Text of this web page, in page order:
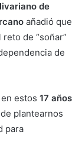
de
añadió que
de “soñar”
de
estos 17 años
plantearnos
para